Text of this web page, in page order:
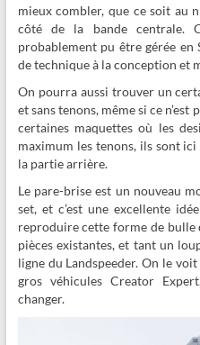
mieux combler, que ce soit au
côté de la bande centrale.
probablement pu être gérée
de technique à la conception et
On pourra aussi trouver un
et sans tenons, même si ce
certaines maquettes où les
maximum les tenons, ils sont
la partie arrière.
Le pare-brise est un nouveau
set, et c’est une excellente
reproduire cette forme de bulle
pièces existantes, et tant un
ligne du Landspeeder. On le
gros véhicules Creator
changer.